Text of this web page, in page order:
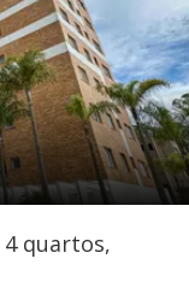
quartos,